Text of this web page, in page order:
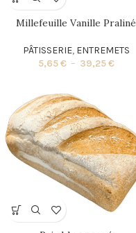
Millefeuille Vanille Praliné
PÂTISSERIE, ENTREMETS
5,65€ – 39,25€